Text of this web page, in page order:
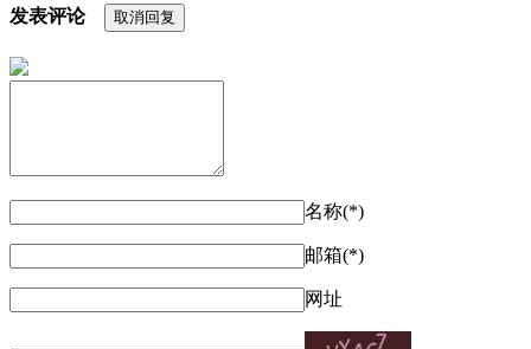
发表评论 取消回复
名称(*)
邮箱(*)
网址